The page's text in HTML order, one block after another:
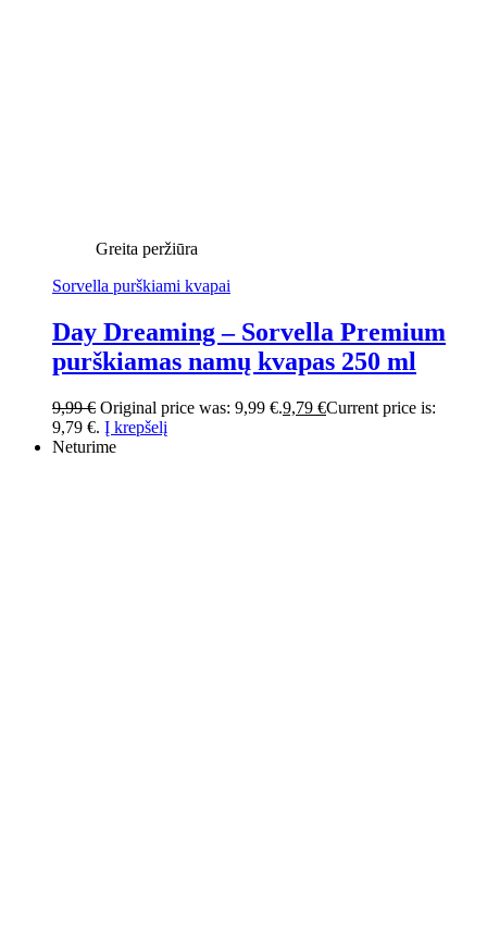
Greita peržiūra
Sorvella purškiami kvapai
Day Dreaming – Sorvella Premium
purškiamas namų kvapas 250 ml
9,99€ Original price was: 9,99 €.9,79 €Current price is:
9,79 €. Į krepšelį
Neturime